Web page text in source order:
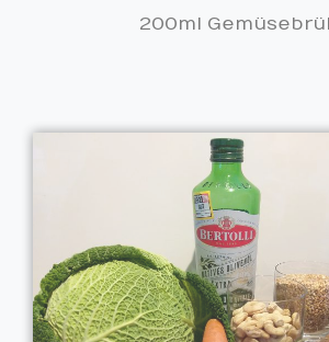
200ml